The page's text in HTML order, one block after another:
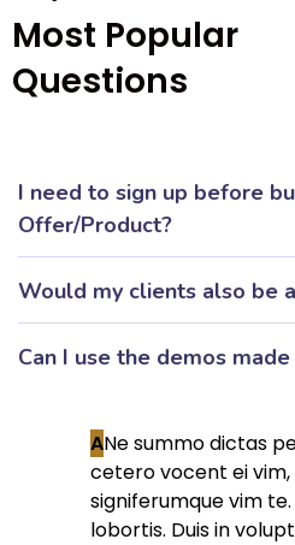
Most Popular
Questions
I need to sign up before
Offer/Product?
Would my clients also be
Can I use the demos
ANe summo dictas
cetero vocent ei
signiferumque vim
lobortis. Duis in